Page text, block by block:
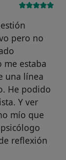
pero no
me estaba
una línea
He podido
Y ver
mío que
reflexión